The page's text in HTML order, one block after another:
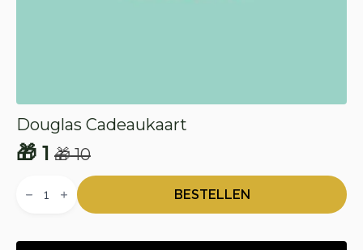
Douglas Cadeaukaart
🎁10
Oorspronkelijke
prijs
🎁 10.
🎁 1
Huidige
prijs
🎁 1.
Cadeaukaart
BESTELLEN